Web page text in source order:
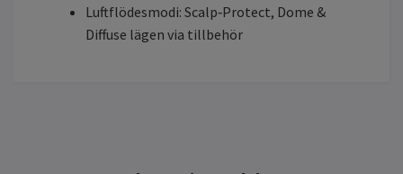
Luftflödesmodi: Scalp‑Protect, Dome &
Diffuse lägen via tillbehör